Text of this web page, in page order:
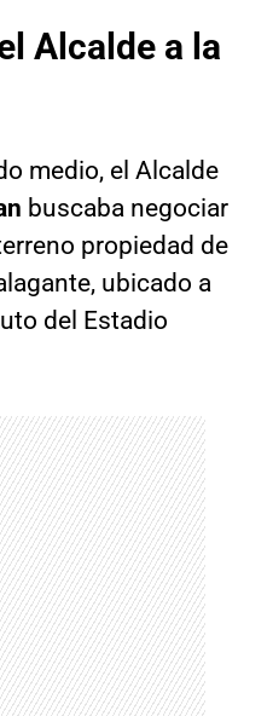
Alcalde a la
medio, el Alcalde
buscaba negociar
propiedad de
ubicado a
del Estadio